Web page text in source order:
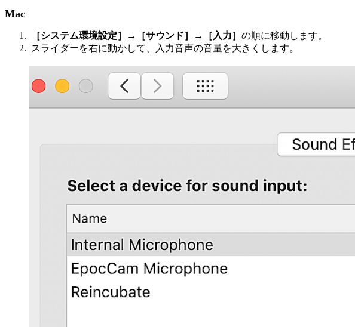
Mac
［システム環境設定］ → ［サウンド］ → ［入力］ の順に移動します。
スライダーを右に動かして、入力音声の音量を大きくします。